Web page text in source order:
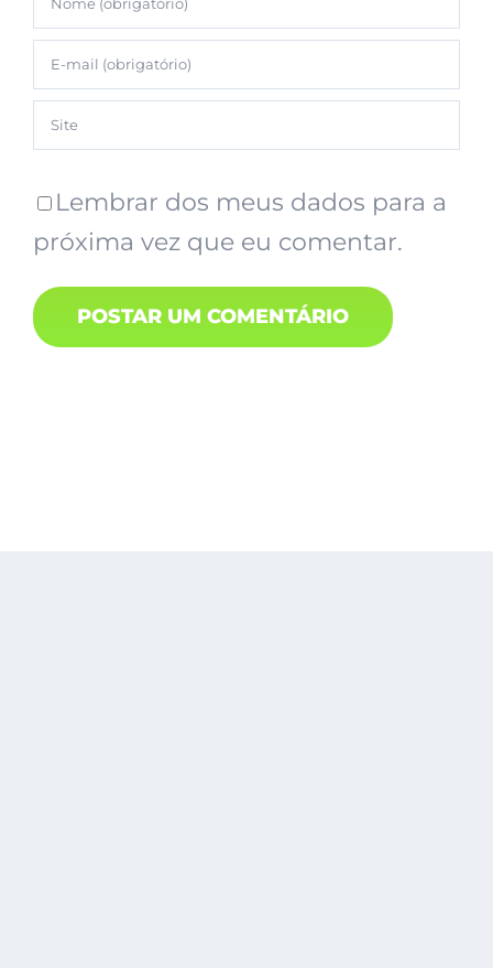
Lembrar dos meus dados para a
próxima vez que eu comentar.